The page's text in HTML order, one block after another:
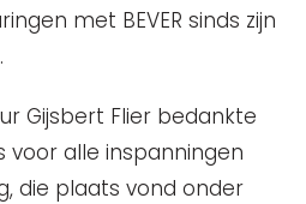
met BEVER sinds zijn
Gijsbert Flier bedankte
voor alle inspanningen
die plaats vond onder